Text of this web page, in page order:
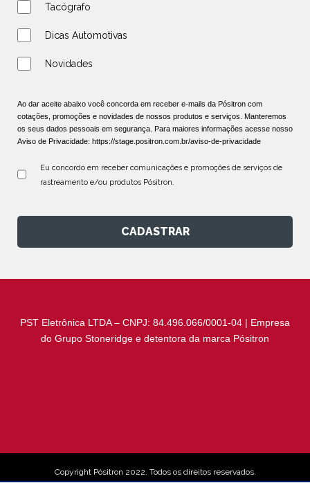
Tacógrafo
Dicas Automotivas
Novidades
Ao dar aceite abaixo você concorda em receber e-mails da Pósitron com
cotações, promoções e novidades de nossos produtos e serviços. Manteremos
os seus dados pessoais em segurança. Para maiores informações acesse nosso
Aviso de Privacidade: https://stage.positron.com.br/aviso-de-privacidade
Eu concordo em receber comunicações e promoções de serviços de
rastreamento e/ou produtos Pósitron.
CADASTRAR
PST Eletrônica LTDA – CNPJ: 84.496.066/0001-04 | Empresa
do Grupo Stoneridge e detentora da marca Pósitron
Copyright Pósitron 2022. Todos os direitos reservados.